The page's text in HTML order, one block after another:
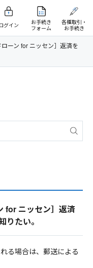
グイン
お手続き
フォーム
各種取引・
お手続き
ローン for ニッセン］返済を
for ニッセン］返済
りたい。
る場合は、郵送による